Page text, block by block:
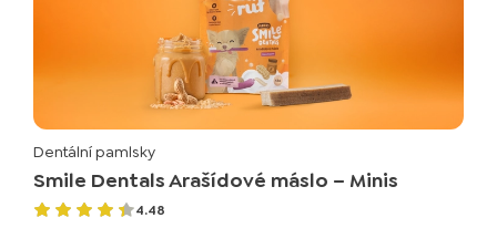
Dentální pamlsky
Smile Dentals Arašídové máslo – Minis
4.48